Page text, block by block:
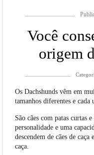
Você
origem
Os Dachshunds vêm em
tamanhos diferentes e cada
São cães com patas curtas
personalidade e uma
descendem de cães de caça
caça.